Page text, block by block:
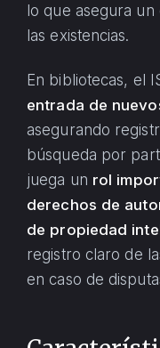
lo que asegura
las existencias.
En bibliotecas, el
entrada de
asegurando
búsqueda por
juega un rol
derechos de
de propiedad
registro claro de
en caso de